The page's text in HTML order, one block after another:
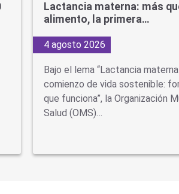
Lactancia materna: más
alimento, la primera…
4 agosto 2026
Bajo el lema “Lactancia
comienzo de vida sostenible:
que funciona”, la Organización
Salud (OMS)…